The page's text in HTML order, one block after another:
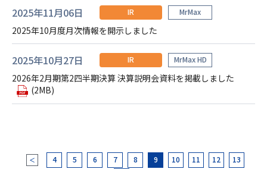
2025年11月06日 IR MrMax
2025年10月度月次情報を開示しました
2025年10月27日 IR MrMax HD
2026年2月期第2四半期決算 決算説明会資料を掲載しました
(2MB)
＜ 4 5 6 7 8 9 10 11 12
13